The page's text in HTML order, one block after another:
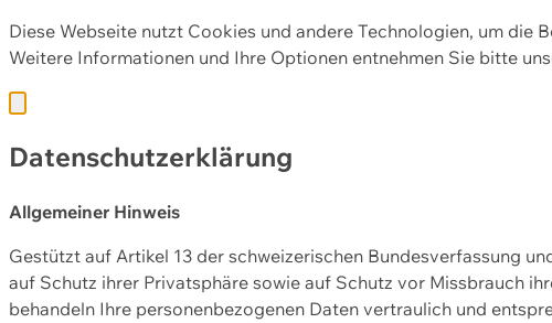
Diese Webseite nutzt Cookies und andere Technologien, um die
Weitere Informationen und Ihre Optionen entnehmen Sie bitte
Datenschutzerklärung
Allgemeiner Hinweis
Gestützt auf Artikel 13 der schweizerischen Bundesverfassung
auf Schutz ihrer Privatsphäre sowie auf Schutz vor Missbrauch
behandeln Ihre personenbezogenen Daten vertraulich und